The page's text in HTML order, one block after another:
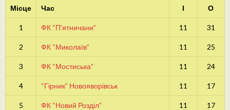
Місце Час І О
1 ФК “П’ятничани” 11 31
2 ФК “Миколаїв” 11 25
3 ФК “Мостиська” 11 24
4 “Гірник” Новояворівськ 11 17
5 ФК “Новий Розділ” 11 17